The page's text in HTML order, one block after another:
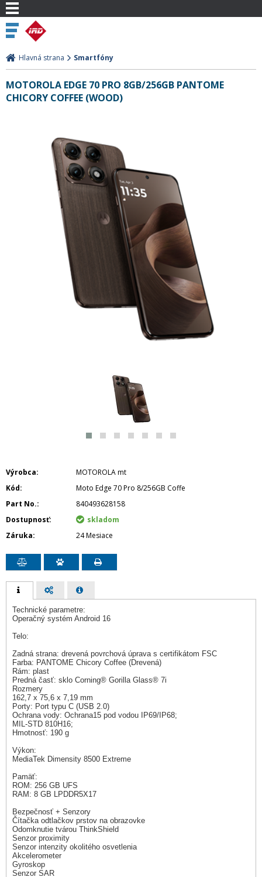
Hlavná strana Smartfóny
MOTOROLA EDGE 70 PRO 8GB/256GB PANTOME
CHICORY COFFEE (WOOD)
Výrobca
MOTOROLA mt
Kód
Moto Edge 70 Pro 8/256GB Coffe
Part No.
840493628158
Dostupnosť
skladom
Záruka
24 Mesiace
Technické parametre:
Operačný systém Android 16
Telo:
Zadná strana: drevená povrchová úprava s certifikátom FSC
Farba: PANTOME Chicory Coffee (Drevená)
Rám: plast
Predná časť: sklo Corning® Gorilla Glass® 7i
Rozmery
162,7 x 75,6 x 7,19 mm
Porty: Port typu C (USB 2.0)
Ochrana vody: Ochrana15 pod vodou IP69/IP68;
MIL-STD 810H16;
Hmotnosť: 190 g
Výkon:
MediaTek Dimensity 8500 Extreme
Pamäť:
ROM: 256 GB UFS
RAM: 8 GB LPDDR5X17
Bezpečnosť + Senzory
Čítačka odtlačkov prstov na obrazovke
Odomknutie tvárou ThinkShield
Senzor proximity
Senzor intenzity okolitého osvetlenia
Akcelerometer
Gyroskop
Senzor SAR